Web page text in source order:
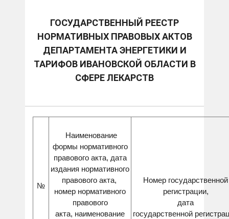
ГОСУДАРСТВЕННЫЙ РЕЕСТР
НОРМАТИВНЫХ ПРАВОВЫХ АКТОВ
ДЕПАРТАМЕНТА ЭНЕРГЕТИКИ И
ТАРИФОВ ИВАНОВСКОЙ ОБЛАСТИ В
СФЕРЕ ЛЕКАРСТВ
№
Наименование
формы нормативного
правового акта, дата
издания нормативного
правового акта,
номер нормативного
правового
акта, наименование
Номер государственной
регистрации,
дата
государственной